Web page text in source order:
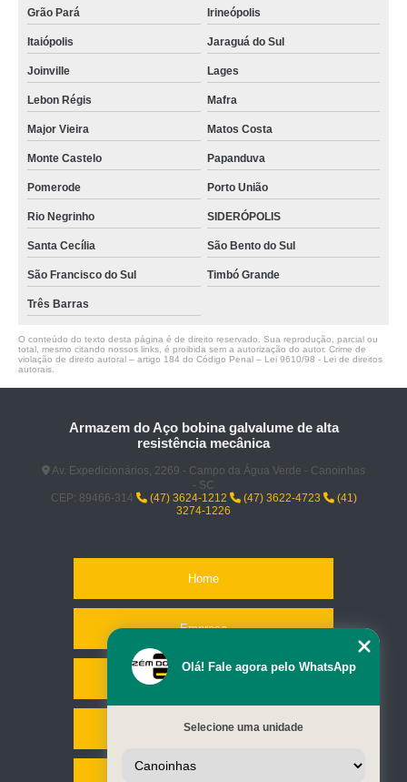
Grão Pará Irineópolis
Itaiópolis Jaraguá do Sul
Joinville Lages
Lebon Régis Mafra
Major Vieira Matos Costa
Monte Castelo Papanduva
Pomerode Porto União
Rio Negrinho SIDERÓPOLIS
Santa Cecília São Bento do Sul
São Francisco do Sul Timbó Grande
Três Barras
O conteúdo do texto desta página é de direito reservado. Sua reprodução, parcial ou
total, mesmo citando nossos links, é proibida sem a autorização do autor. Crime de
violação de direito autoral – artigo 184 do Código Penal – Lei 9610/98 - Lei de direitos
autorais
Armazem do Aço bobina galvalume de alta
resistência mecânica
Av. Expedicionários, 2269 - Campo da Água Verde - Canoinhas
- SC
CEP: 89466-314
(47) 3624-1212 (47) 3622-4723
(41)
3274-1226
Home
Empresa
Serviços
Olá! Fale agora pelo WhatsApp
Selecione uma unidade